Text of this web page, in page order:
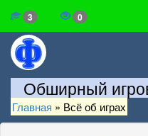
3 0
Обширный
Главная » Всё об играх